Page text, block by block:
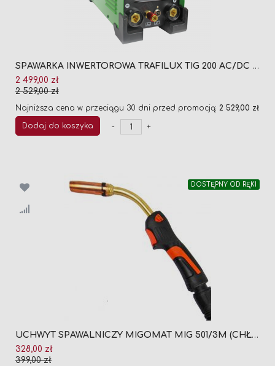
SPAWARKA INWERTOROWA TRAFILUX TIG 200 AC/DC PULS
Cena
promocyjna
2 499,00 zł
2 529,00 zł
Najniższa cena w przeciągu 30 dni przed promocją: 2 529,00 zł
Dodaj do koszyka - +
DOSTĘPNY OD RĘKI
UCHWYT SPAWALNICZY MIGOMAT MIG 501/3M (CHŁODZONY CIECZĄ)
Cena
promocyjna
328,00 zł
399,00 zł